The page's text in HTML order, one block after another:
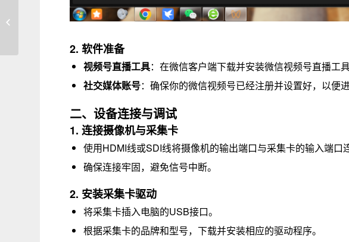
2. 软件准备
视频号直播工具：在微信客户端下载并安装微信视频号直播工
社交媒体账号：确保你的微信视频号已经注册并设置好，以便进
二、设备连接与调试
1. 连接摄像机与采集卡
使用HDMI线或SDI线将摄像机的输出端口与采集卡的输入端口
确保连接牢固，避免信号中断。
2. 安装采集卡驱动
将采集卡插入电脑的USB接口。
根据采集卡的品牌和型号，下载并安装相应的驱动程序。
成都赛事直播服务：打造多元化活动